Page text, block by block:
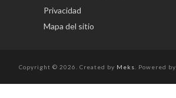
Privacidad
Mapa del sitio
Copyright © 2026. Created by Meks . Powered by